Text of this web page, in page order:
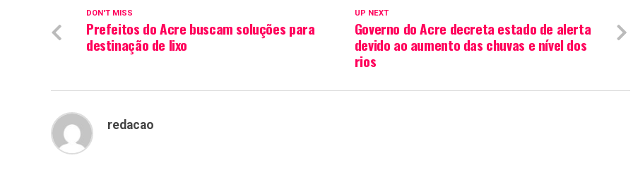
UP NEXT
Governo do Acre decreta estado de alerta
devido ao aumento das chuvas e nível dos
rios
DON'T MISS
Prefeitos do Acre buscam soluções para
destinação de lixo
redacao